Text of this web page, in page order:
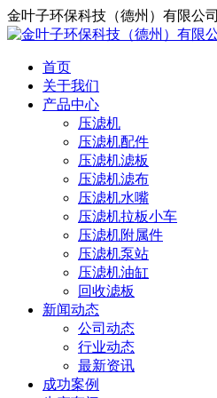
金叶子环保科技（德州）有限公司
首页
关于我们
产品中心
压滤机
压滤机配件
压滤机滤板
压滤机滤布
压滤机水嘴
压滤机拉板小车
压滤机附属件
压滤机泵站
压滤机油缸
回收滤板
新闻动态
公司动态
行业动态
最新资讯
成功案例